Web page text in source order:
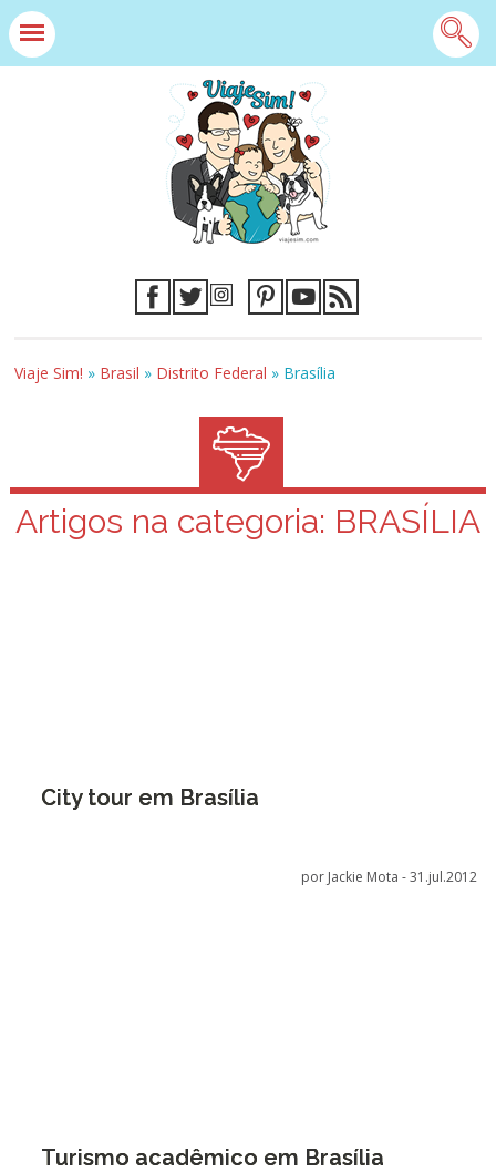
Viaje Sim! » Brasil » Distrito Federal » Brasília
Artigos na categoria: BRASÍLIA
City tour em Brasília
por Jackie Mota -31.jul.2012
Turismo acadêmico em Brasília